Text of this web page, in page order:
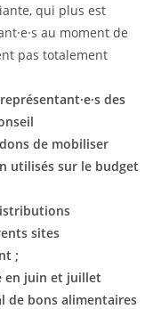
qui plus est
au moment de
pas totalement
des
de mobiliser
utilisés sur le budget
sites
;
en juin et juillet
de bons alimentaires